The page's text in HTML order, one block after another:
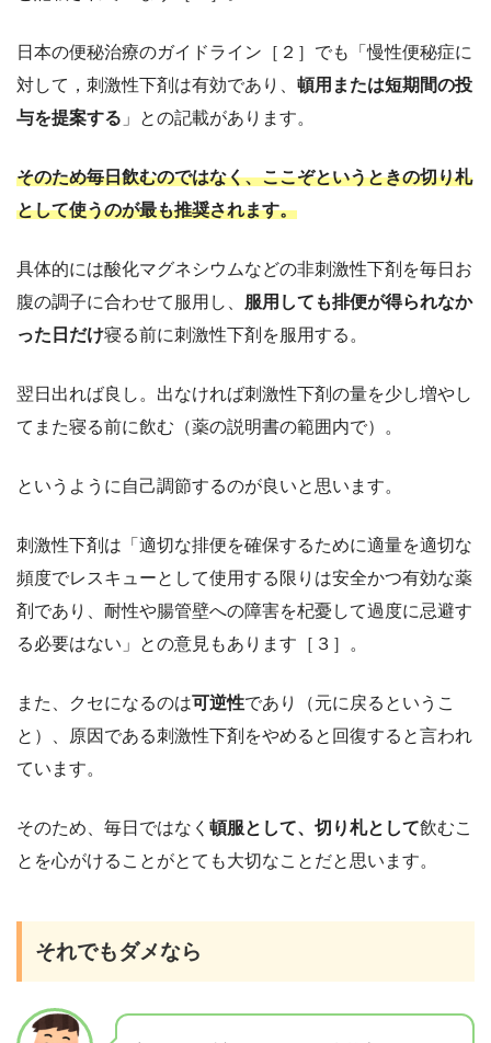
日本の便秘治療のガイドライン［２］でも「慢性便秘症に
対して，刺激性下剤は有効であり、 頓用または短期間の投
与を提案する 」との記載があります。
そのため毎日飲むのではなく、ここぞというときの切り札
として使うのが最も推奨されます。
具体的には酸化マグネシウムなどの非刺激性下剤を毎日お
腹の調子に合わせて服用し、 服用しても排便が得られなか
った日だけ寝る前に刺激性下剤を服用する。
翌日出れば良し。出なければ刺激性下剤の量を少し増やし
てまた寝る前に飲む（薬の説明書の範囲内で）。
というように自己調節するのが良いと思います。
刺激性下剤は「適切な排便を確保するために適量を適切な
頻度でレスキューとして使用する限りは安全かつ有効な薬
剤であり、耐性や腸管壁への障害を杞憂して過度に忌避す
る必要はない」との意見もあります［３］。
また、クセになるのは可逆性であり（元に戻るというこ
と）、原因である刺激性下剤をやめると回復すると言われ
ています。
そのため、毎日ではなく 頓服として、切り札として飲むこ
とを心がけることがとても大切なことだと思います。
それでもダメなら